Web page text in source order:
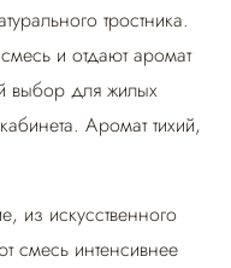
тростника.
и отдают аромат
выбор для жилых
Аромат тихий,
из искусственного
смесь интенсивнее